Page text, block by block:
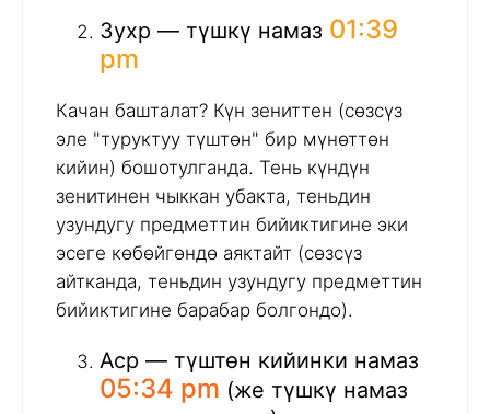
Зухр — түшкү намаз 01:39
pm
Качан башталат? Күн зениттен (сөзсүз
эле "туруктуу түштөн" бир мүнөттөн
кийин) бошотулганда. Тень күндүн
зенитинен чыккан убакта, теньдин
узундугу предметтин бийиктигине эки
эсеге көбөйгөндө аяктайт (сөзсүз
айтканда, теньдин узундугу предметтин
бийиктигине барабар болгондо).
Аср — түштөн кийинки намаз
05:34 pm (же түшкү намаз